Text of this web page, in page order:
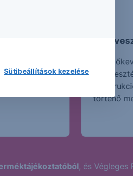
Nem
történő
, és Végleges
Sütibeállítások kezelése